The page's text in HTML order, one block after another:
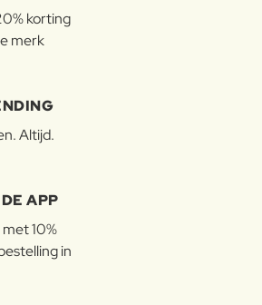
korting
merk
Altijd.
APP
10%
in